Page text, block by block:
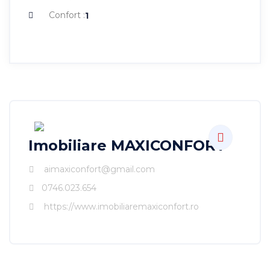
Confort :1
Imobiliare MAXICONFORT
aimaxiconfort@gmail.com
0746.023.654
https://www.imobiliaremaxiconfort.ro